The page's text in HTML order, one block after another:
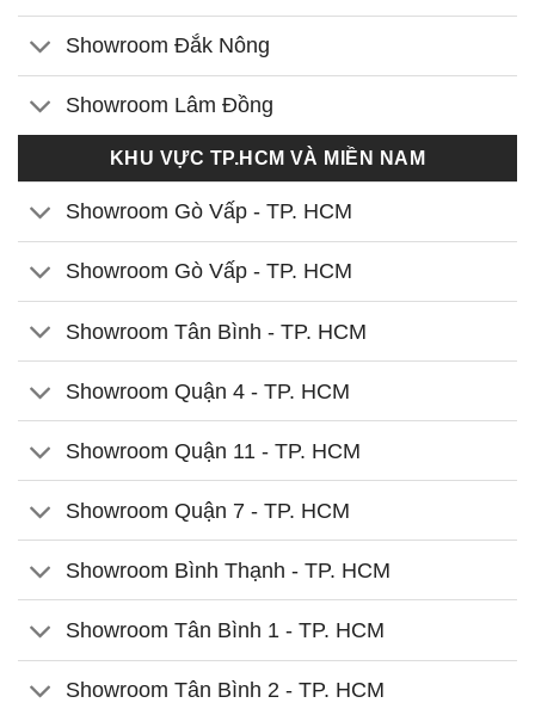
Showroom Đắk Nông
Showroom Lâm Đồng
KHU VỰC TP.HCM VÀ MIỀN NAM
Showroom Gò Vấp - TP. HCM
Showroom Gò Vấp - TP. HCM
Showroom Tân Bình - TP. HCM
Showroom Quận 4 - TP. HCM
Showroom Quận 11 - TP. HCM
Showroom Quận 7 - TP. HCM
Showroom Bình Thạnh - TP. HCM
Showroom Tân Bình 1 - TP. HCM
Showroom Tân Bình 2 - TP. HCM